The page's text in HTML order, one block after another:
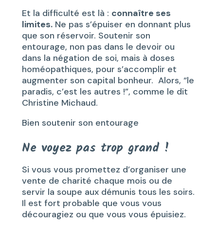
Et la difficulté est là : connaître ses
limites.Ne pas s’épuiser en donnant plus
que son réservoir. Soutenir son
entourage, non pas dans le devoir ou
dans la négation de soi, mais à doses
homéopathiques, pour s’accomplir et
augmenter son capital bonheur. Alors, “le
paradis, c’est les autres !”, comme le dit
Christine Michaud.
Bien soutenir son entourage
Ne voyez pas trop grand !
Si vous vous promettez d’organiser une
vente de charité chaque mois ou de
servir la soupe aux démunis tous les soirs.
Il est fort probable que vous vous
découragiez ou que vous vous épuisiez.